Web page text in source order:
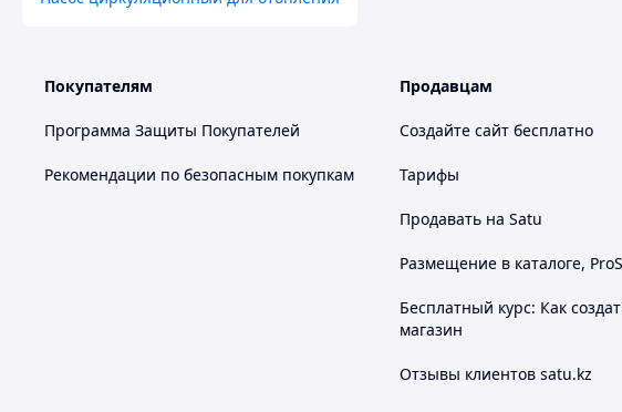
Покупателям
Программа Защиты Покупателей
Рекомендации по безопасным покупкам
Продавцам
Создайте сайт бесплатно
Тарифы
Продавать на Satu
Размещение в каталоге,
Бесплатный курс: Как
магазин
Отзывы клиентов satu.kz